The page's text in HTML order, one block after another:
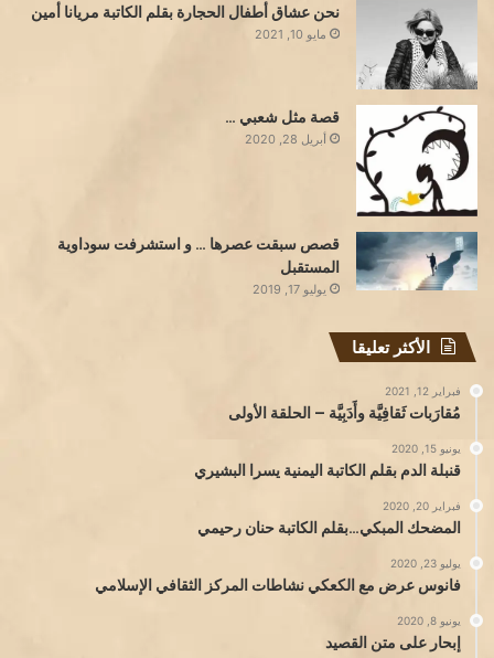
نحن عشاق أطفال الحجارة بقلم الكاتبة مريانا أمين
مايو 10, 2021
قصة مثل شعبي …
أبريل 28, 2020
قصص سبقت عصرها … و استشرفت سوداوية
المستقبل
يوليو 17, 2019
الأكثر تعليقا
فبراير 12, 2021
مُقارَبات ثَقافِيَّة وأَدَبِيَّة – الحلقة الأولى
يونيو 15, 2020
قنبلة الدم بقلم الكاتبة اليمنية يسرا البشيري
فبراير 20, 2020
المضحك المبكي…بقلم الكاتبة حنان رحيمي
يوليو 23, 2020
فانوس عرض مع الكعكي نشاطات المركز الثقافي الإسلامي
يونيو 8, 2020
إبحار على متن القصيد